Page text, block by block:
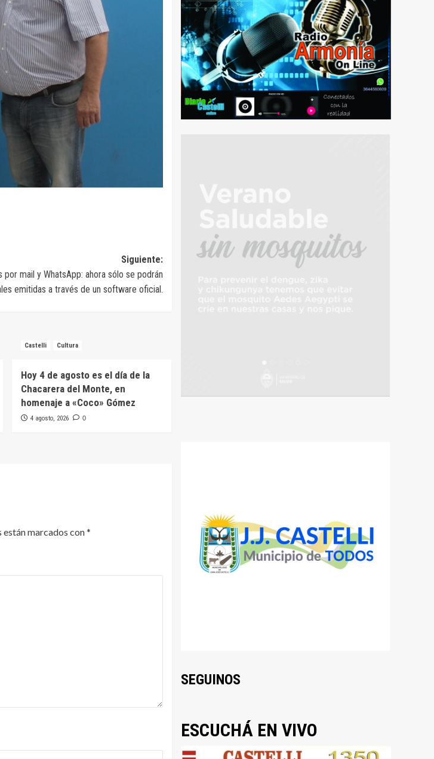
Siguiente:
por mail y WhatsApp: ahora sólo se podrán
emitidas a través de un software oficial.
Castelli Cultura
Hoy 4 de agosto es el día de la
Chacarera del Monte, en
homenaje a «Coco» Gómez
4 agosto, 2026 0
marcados con*
SEGUINOS
ESCUCHÁ EN VIVO